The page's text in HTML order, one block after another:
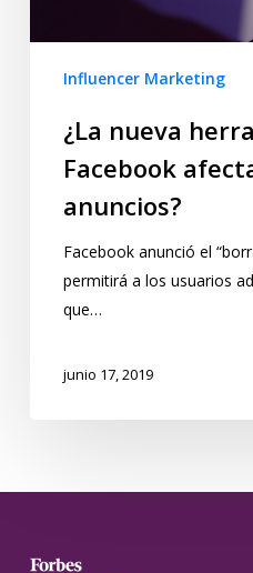
Influencer Marketing
¿La nueva
Facebook
anuncios?
Facebook anunció el
permitirá a los usuarios
que…
junio 17, 2019